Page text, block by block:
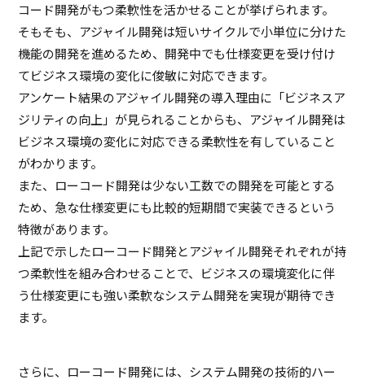
コード開発がもつ柔軟性を活かせることが挙げられます。
そもそも、アジャイル開発は短いサイクルで小単位に分けた
機能の開発を進めるため、開発中でも仕様変更を受け付け
てビジネス環境の変化に俊敏に対応できます。
アンケート結果のアジャイル開発の導入理由に「ビジネスア
ジリティの向上」が見られることからも、アジャイル開発は
ビジネス環境の変化に対応できる柔軟性を有していること
がわかります。
また、ローコード開発は少ない工数での開発を可能とする
ため、急な仕様変更にも比較的短期間で実装できるという
特徴があります。
上記で示したローコード開発とアジャイル開発それぞれが持
つ柔軟性を組み合わせることで、ビジネスの環境変化に伴
う仕様変更にも強い柔軟なシステム開発を実現が期待でき
ます。
さらに、ローコード開発には、システム開発の技術的ハー